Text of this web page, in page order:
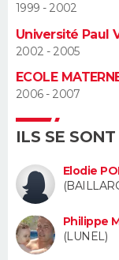
CARTE DE VOEUX
Carte de Noël
Carte Bonne année
Carte Saint-Valentin
Carte Pâques
Carte d'anniversaire
DICTIONNAIRE
Dictionnaire
Biographies
Citations
Expressions
Proverbes
COPAINS D'AVANT
S'inscrire
Se connecter
Lycées
Collèges
Primaires
Universités
Entreprises
Service militaire
Avis de recherche
AVIS DE DÉCÈS
FORUM
1999 - 2002
Université Paul
2002 - 2005
ECOLE
2006 - 2007
ILS SE
Elodie
Philippe
(LUNEL)